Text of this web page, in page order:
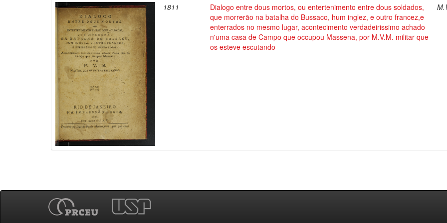
1811
Dialogo entre dous mortos, ou entertenimento entre dous soldados,
que morrerão na batalha do Bussaco, hum inglez, e outro francez,e
enterrados no mesmo lugar, acontecimento verdadeirissimo achado
n'uma casa de Campo que occupou Massena, por M.V.M. militar que
os esteve escutando